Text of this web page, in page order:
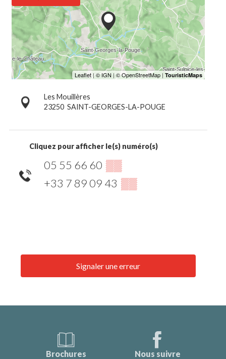
Les Mouillères
23250 SAINT-GEORGES-LA-POUGE
Cliquez pour afficher le(s) numéro(s)
05 55 66 60 ▒▒
+33 7 89 09 43 ▒▒
Signaler une erreur
Brochures Nous suivre